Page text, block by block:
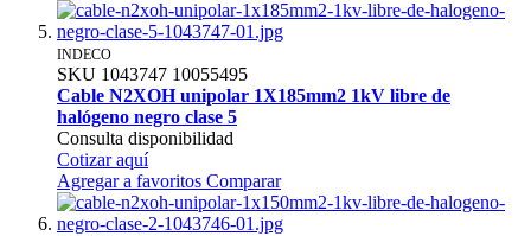
INDECO
SKU 1043747 10055495
Cable N2XOH unipolar 1X185mm2 1kV libre de
halógeno negro clase 5
Consulta disponibilidad
Cotizar aquí
Agregar a favoritos Comparar